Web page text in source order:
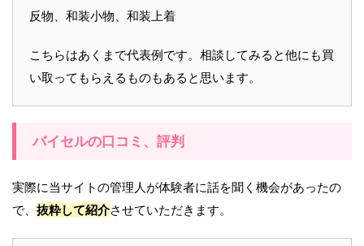
反物、和装小物、和装上着
こちらはあくまで代表例です。相談してみると他にも買
い取ってもらえるものもあると思います。
バイセルの口コミ、評判
実際に当サイトの管理人が体験者に話を聞く機会があったの
で、 抜粋して紹介させていただきます。